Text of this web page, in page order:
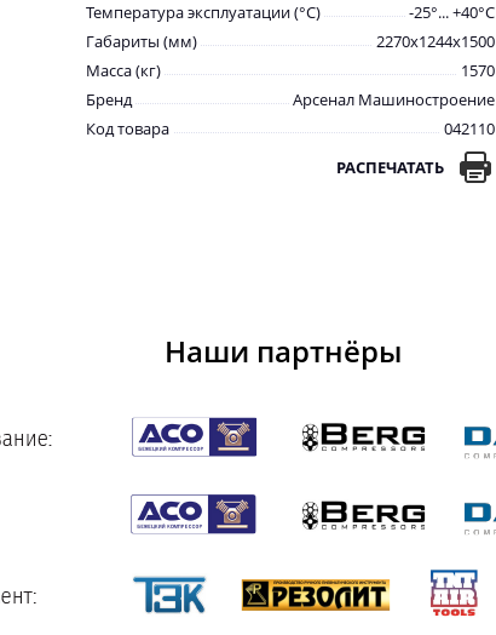
Температура эксплуатации (°С)
-25°... +40°С
Габариты (мм)
2270x1244x1500
Масса (кг)
1570
Бренд
Арсенал Машиностроение
Код товара
042110
РАСПЕЧАТАТЬ
Наши партнёры